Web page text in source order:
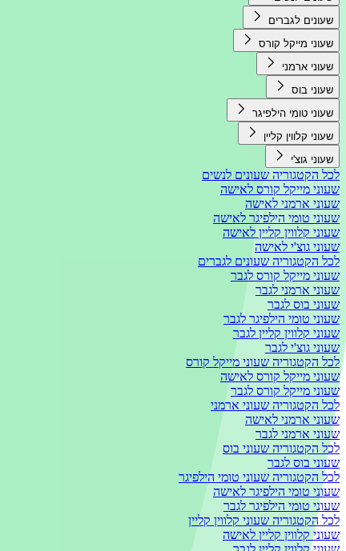
שעונים לגברים
שעוני מייקל קורס
שעוני ארמני
שעוני בוס
שעוני טומי הילפיגר
שעוני קלווין קליין
שעוני גוצ'י
לכל הקטגוריה שעונים לנשים
שעוני מייקל קורס לאישה
שעוני ארמני לאישה
שעוני טומי הילפיגר לאישה
שעוני קלווין קליין לאישה
שעוני גוצ'י לאישה
לכל הקטגוריה שעונים לגברים
שעוני מייקל קורס לגבר
שעוני ארמני לגבר
שעוני בוס לגבר
שעוני טומי הילפיגר לגבר
שעוני קלווין קליין לגבר
שעוני גוצ'י לגבר
לכל הקטגוריה שעוני מייקל קורס
שעוני מייקל קורס לאישה
שעוני מייקל קורס לגבר
לכל הקטגוריה שעוני ארמני
שעוני ארמני לאישה
שעוני ארמני לגבר
לכל הקטגוריה שעוני בוס
שעוני בוס לגבר
לכל הקטגוריה שעוני טומי הילפיגר
שעוני טומי הילפיגר לאישה
שעוני טומי הילפיגר לגבר
לכל הקטגוריה שעוני קלווין קליין
שעוני קלווין קליין לאישה